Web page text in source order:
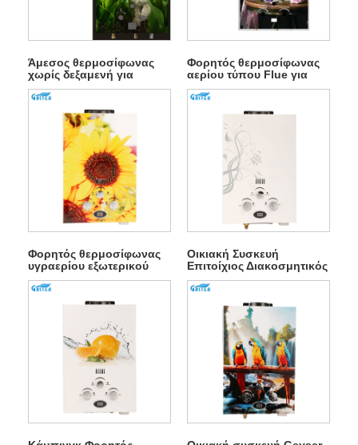
Άμεσος θερμοσίφωνας
χωρίς δεξαμενή για
μπάνιο
Φορητός θερμοσίφωνας
αερίου τύπου Flue για
υπαίθριο κάμπινγκ
Φορητός θερμοσίφωνας
υγραερίου εξωτερικού
χώρου τύπου Flue για
μπάνιο
Οικιακή Συσκευή
Επιτοίχιος Διακοσμητικός
Θερμοσίφωνας Αερίου